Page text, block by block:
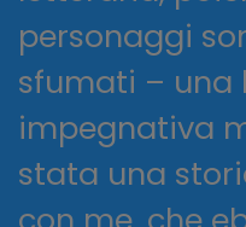
personaggi
sfumati – una
impegnativa
stata una